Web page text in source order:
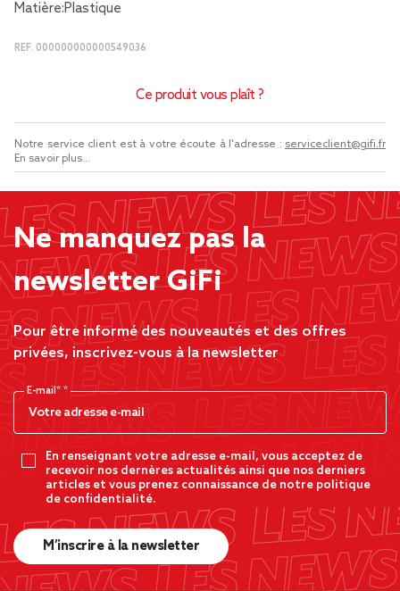
Matière:Plastique
REF. 000000000000549036
Ce produit vous plaît ?
Notre service client est à votre écoute à l'adresse : serviceclient@gifi.fr
En savoir plus...
Ne manquez pas la
newsletter GiFi
Pour être informé des nouveautés et des offres
privées, inscrivez-vous à la newsletter
E-mail*
En renseignant votre adresse e-mail, vous acceptez de
recevoir nos dernères actualités ainsi que nos derniers
articles et vous prenez connaissance de notre politique
de confidentialité.
M’inscrire à la newsletter